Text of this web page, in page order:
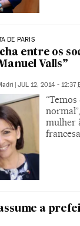
DE PARIS
entre os
Valls”
| JUL 12, 2014 - 12:37
“Temos
mulher
francesa
a